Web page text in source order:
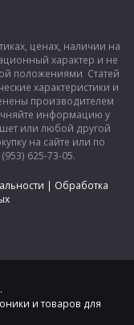
ценах, наличии на
характер и не
положениями Статей
характеристики и
производителем
информацию у
или любой другой
на сайте или по
625-73-05.
| Обработка
и товаров для